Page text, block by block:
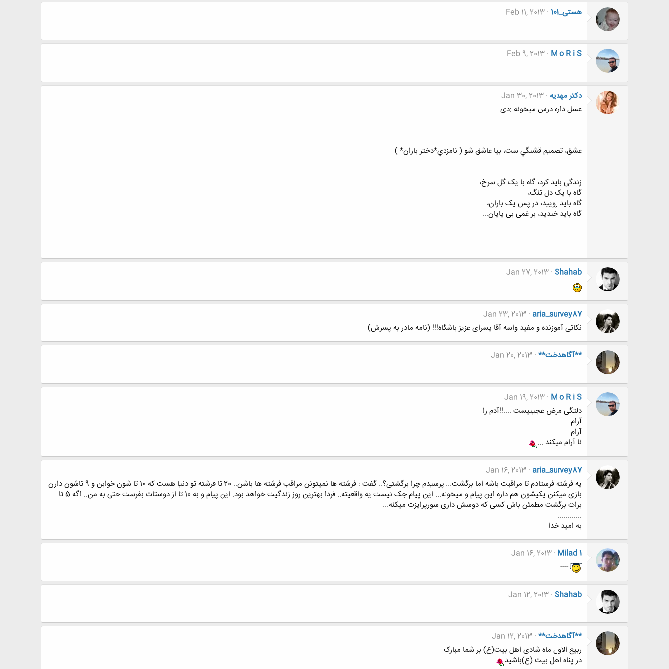
هستی_101 Feb 11, 2013
M o R i S
Feb 9, 2013
دکتر مهدیه Jan 30, 2013
عسل داره درس میخونه :دی
عشق، تصميم قشنگي ست، بيا عاشق شو ( نامزدي*دختر باران* )
زندگی باید کرد، گاه با یک گل سرخ،
گاه با یک دل تنگ،
گاه باید رویید، در پس یک باران،
گاه باید خندید، بر غمی بی پایان...
Shahab
Jan 27, 2013
aria_survey87
Jan 23, 2013
نکاتی آموزنده و مفید واسه آقا پسرای عزیز باشگاه!!! (نامه مادر به پسرش)
**آگاهدخت** Jan 20, 2013
M o R i S
Jan 19, 2013
دلتگی مرض عجیبیست ....!!آدم را
آرام
آرام
نا آرام میکند ...
aria_survey87
Jan 16, 2013
یه فرشته فرستادم تا مراقبت باشه اما برگشت... پرسیدم چرا برگشتی؟.. گفت : فرشته ها نمیتونن مراقب فرشته ها باشن.. 20 تا فرشته تو دنیا هست که 10 تا شون خوابن و 9 تاشون دارن
بازی میکنن یکیشون هم داره این پیام و میخونه... این پیام جک نیست یه واقعیته.. فردا بهترین روز زندگیت خواهد بود. این پیام و به 10 تا از دوستات بفرست حتی به من.. اگه 5 تا
برات برگشت مطمئن باش کسی که دوسش داری سورپرایزت میکنه...
.............
به امید خدا
Milad 1
Jan 16, 2013
----
Shahab
Jan 12, 2013
**آگاهدخت** Jan 12, 2013
ربیع الاول ماه شادی اهل بیت(ع) بر شما مبارک
در پناه اهل بیت (ع)باشید